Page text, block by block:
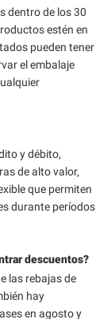
dentro de los 30
estén en
pueden tener
el embalaje
y débito,
de alto valor,
que permiten
durante períodos
descuentos?
las rebajas de
hay
en agosto y